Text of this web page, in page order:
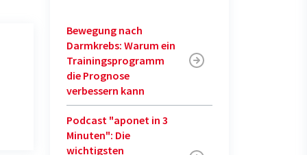
Bewegung nach
Darmkrebs: Warum ein
Trainingsprogramm
die Prognose
verbessern kann
Podcast "aponet in 3
Minuten": Die
wichtigsten